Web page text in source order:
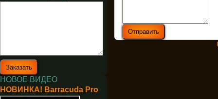
НОВОЕ ВИДЕО
НОВИНКА! Barracuda Pro